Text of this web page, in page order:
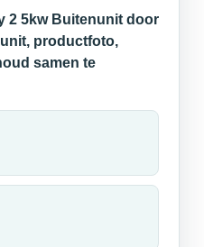
2 5kw Buitenunit door
productfoto,
samen te